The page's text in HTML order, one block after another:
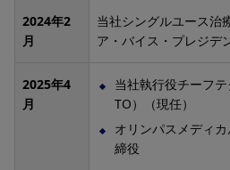
2024年2
月
当社シングルユース治
ア・バイス・プレジデ
2025年4
月
当社執行役チーフ
TO）（現任）
オリンパスメディ
締役